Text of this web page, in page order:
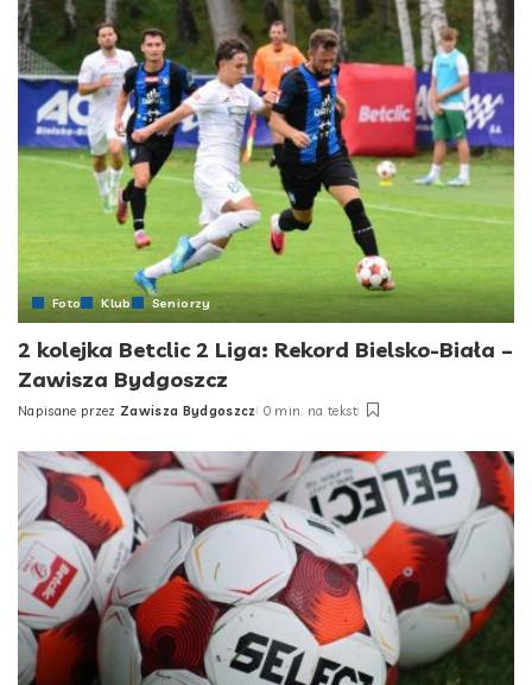
Foto Klub Seniorzy
2 kolejka Betclic 2 Liga: Rekord Bielsko-Biała –
Zawisza Bydgoszcz
Posted
Napisane przez Zawisza Bydgoszcz 0 min. na tekst